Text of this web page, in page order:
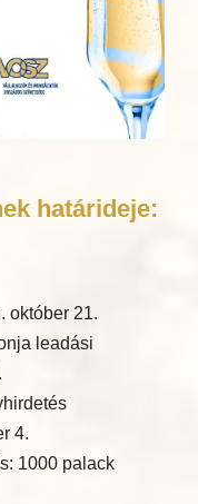
határideje:
október 21.
leadási
4.
1000 palack